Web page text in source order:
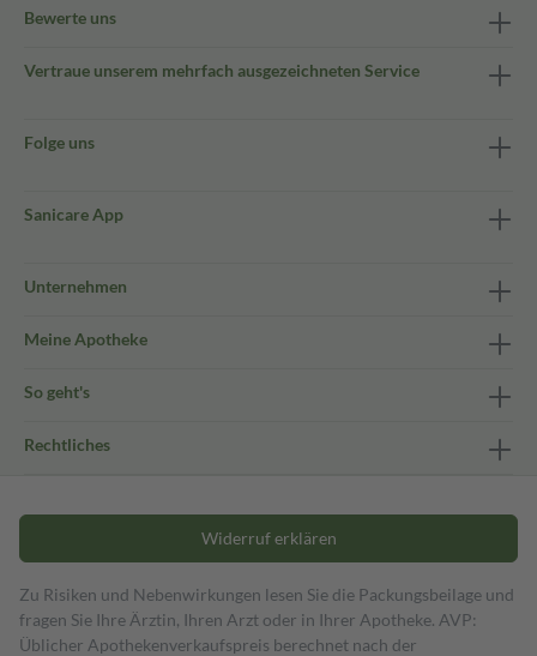
Bewerte uns
Vertraue unserem mehrfach ausgezeichneten Service
Folge uns
Sanicare App
Unternehmen
Meine Apotheke
So geht's
Rechtliches
Widerruf erklären
Zu Risiken und Nebenwirkungen lesen Sie die Packungsbeilage und
fragen Sie Ihre Ärztin, Ihren Arzt oder in Ihrer Apotheke. AVP:
Üblicher Apothekenverkaufspreis berechnet nach der